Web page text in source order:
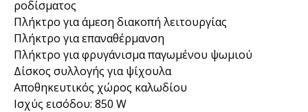
ροδίσματος
Πλήκτρο για άμεση διακοπή λειτουργίας
Πλήκτρο για επαναθέρμανση
Πλήκτρο για φρυγάνισμα παγωμένου ψωμιού
Δίσκος συλλογής για ψίχουλα
Αποθηκευτικός χώρος καλωδίου
Ισχύς εισόδου: 850 W